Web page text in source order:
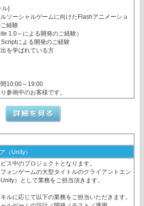
ル]
ルソーシャルゲームに向けたFlashアニメーショ
経験
1.0～による開発のご経験）
Scriptによる開発のご経験
出を学ばれている方
間10:00～19:00
参画中のお客様です。
（Unity）
ス中のプロジェクトとなります。
ォンゲームの大型タイトルのクライアントエン
）として業務をご担当頂きます。
ルに応じて以下の業務をご担当いただきます。